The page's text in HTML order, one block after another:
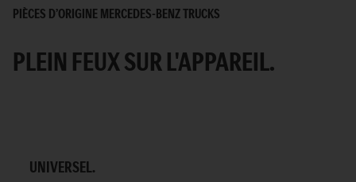
PIÈCES D’ORIGINE MERCEDES-BENZ TRUCKS
PLEIN FEUX SUR L'APPAREIL.
UNIVERSEL.